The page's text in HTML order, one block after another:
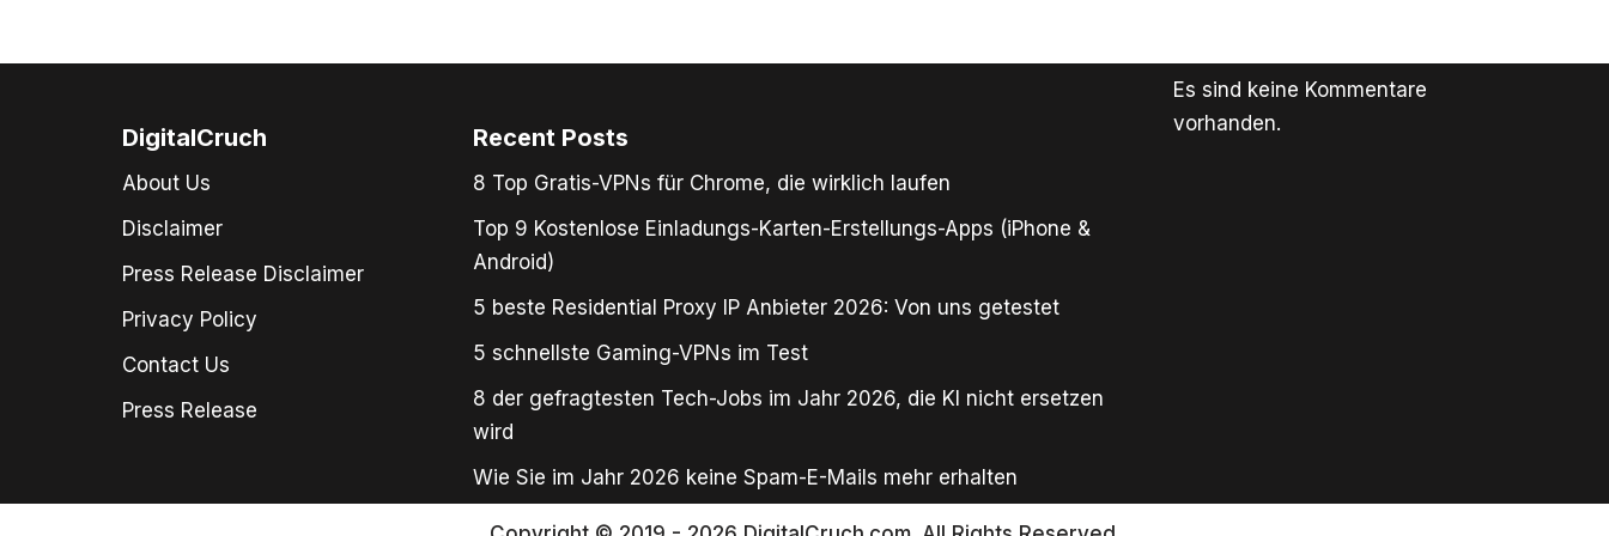
DigitalCruch
About Us
Disclaimer
Press Release Disclaimer
Privacy Policy
Contact Us
Press Release
Recent Posts
8 Top Gratis-VPNs für Chrome, die wirklich laufen
Top 9 Kostenlose Einladungs-Karten-Erstellungs-Apps (iPhone &
Android)
5 beste Residential Proxy IP Anbieter 2026: Von uns getestet
5 schnellste Gaming-VPNs im Test
8 der gefragtesten Tech-Jobs im Jahr 2026, die KI nicht ersetzen
wird
Wie Sie im Jahr 2026 keine Spam-E-Mails mehr erhalten
Es sind keine Kommentare
vorhanden.